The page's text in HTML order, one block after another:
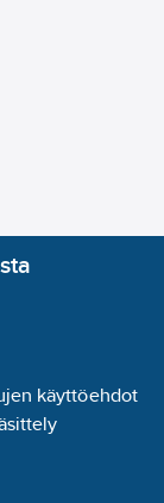
käyttöehdot